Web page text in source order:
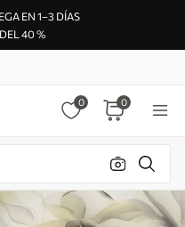
EN 1–3 DÍAS
40 %
0 0